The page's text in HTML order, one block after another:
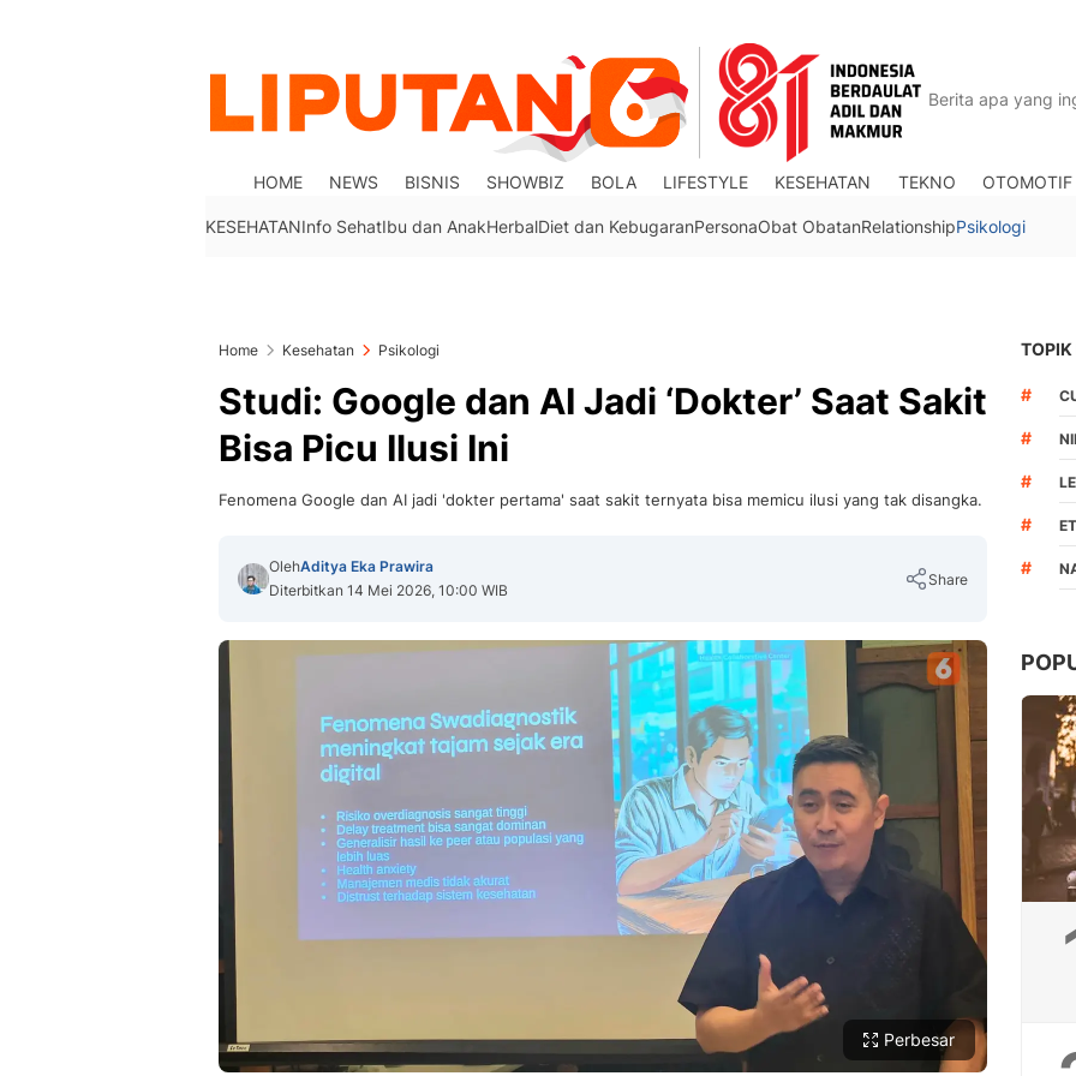
HOME NEWS BISNIS SHOWBIZ BOLA LIFESTYLE KESEHATAN TEKNO OTOMOTIF
KESEHATANInfo SehatIbu dan AnakHerbalDiet dan KebugaranPersonaObat ObatanRelationshipPsikologi
Home Kesehatan Psikologi
Studi: Google dan AI Jadi ‘Dokter’ Saat Sakit
Bisa Picu Ilusi Ini
Fenomena Google dan AI jadi 'dokter pertama' saat sakit ternyata bisa memicu ilusi yang tak disangka.
OlehAditya Eka Prawira
Diterbitkan 14 Mei 2026, 10:00 WIB
Share
Perbesar
TOPIK
#
#
#
#
#